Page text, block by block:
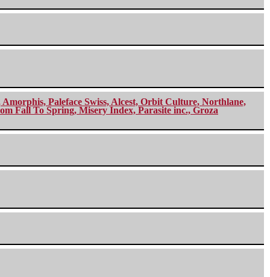
Paleface Swiss, Alcest, Orbit Culture, Northlane,
Fall To Spring, Misery Index, Parasite inc., Groza